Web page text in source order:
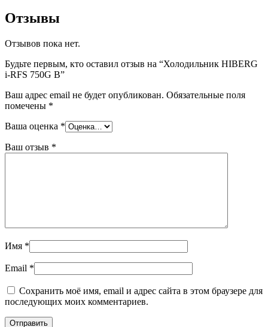
Отзывы
Отзывов пока нет.
Будьте первым, кто оставил отзыв на “Холодильник HIBERG
i-RFS 750G B”
Ваш адрес email не будет опубликован. Обязательные поля
помечены *
Ваша оценка *
Ваш отзыв *
Имя *
Email *
Сохранить моё имя, email и адрес сайта в этом браузере для
последующих моих комментариев.